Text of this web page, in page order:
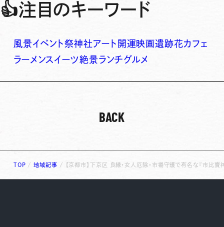
👍注目のキーワード
風景イベント祭神社アート 開運映画遺跡花カフェ
ラーメンスイーツ絶景ランチグルメ
BACK
TOP /地域記事 / 【京都市】下京区 良縁・女人厄除・市場守護で有名な『市比